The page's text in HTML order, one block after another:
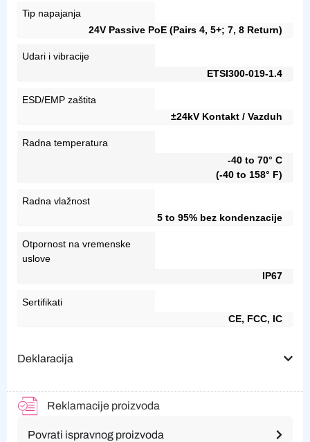
Tip napajanja
24V Passive PoE (Pairs 4, 5+; 7, 8 Return)
Udari i vibracije
ETSI300-019-1.4
ESD/EMP zaštita
±24kV Kontakt / Vazduh
Radna temperatura
-40 to 70° C
(-40 to 158° F)
Radna vlažnost
5 to 95% bez kondenzacije
Otpornost na vremenske
uslove
IP67
Sertifikati
CE, FCC, IC
Deklaracija
Reklamacije proizvoda
Povrati ispravnog proizvoda